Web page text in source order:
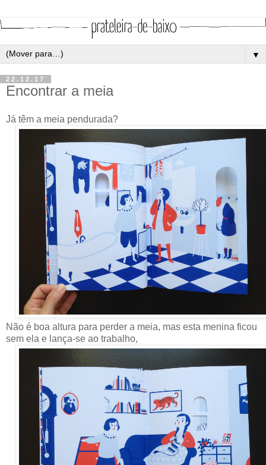
▼
22.12.17
Encontrar a meia
Já têm a meia pendurada?
Não é boa altura para perder a meia, mas esta menina ficou
sem ela e lança-se ao trabalho,